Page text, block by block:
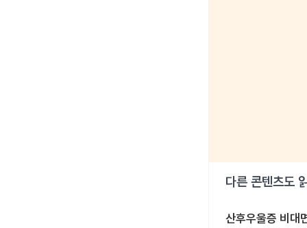
다른 콘텐츠도
산후우울증 비대